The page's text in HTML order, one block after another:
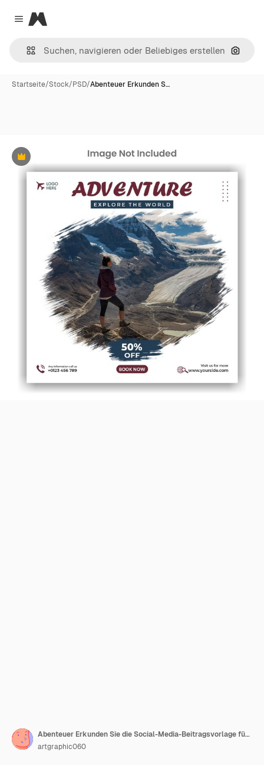
Close menu
Magnific
Nach
Startseite/Stock/PSD/Abenteuer Erkunden S…
Premium
Abenteuer Erkunden Sie die Social-Media-Beitragsvorlage für Reisebüros der Welt
artgraphic060